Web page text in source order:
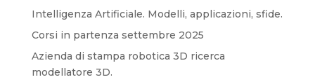
Intelligenza Artificiale. Modelli, applicazioni, sfide.
Corsi in partenza settembre 2025
Azienda di stampa robotica 3D ricerca
modellatore 3D.